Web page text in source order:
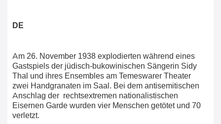
DE
Am 26. November 1938 explodierten während eines
Gastspiels der jüdisch-bukowinischen Sängerin Sidy
Thal und ihres Ensembles am Temeswarer Theater
zwei Handgranaten im Saal. Bei dem antisemitischen
Anschlag der rechtsextremen nationalistischen
Eisernen Garde wurden vier Menschen getötet und 70
verletzt.